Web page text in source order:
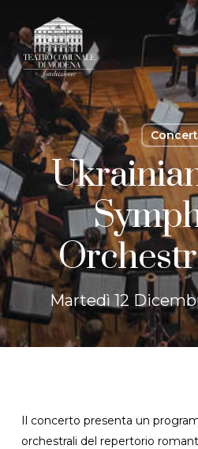
to
main
content
Martedì 12
Il concerto presenta un
orchestrali del repertorio